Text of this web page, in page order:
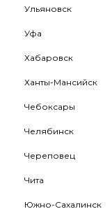
Ульяновск
Уфа
Хабаровск
Ханты-Мансийск
Чебоксары
Челябинск
Череповец
Чита
Южно-Сахалинск